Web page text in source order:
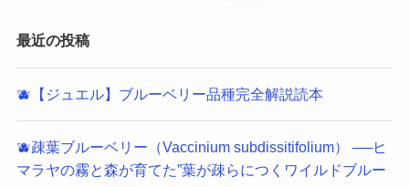
最近の投稿
🫐【ジュエル】ブルーベリー品種完全解説読本
🫐疎葉ブルーベリー（Vaccinium subdissitifolium） ──ヒ
マラヤの霧と森が育てた”葉が疎らにつくワイルドブルー